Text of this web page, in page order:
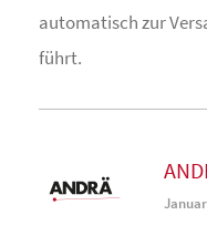
automatisch zur
führt.